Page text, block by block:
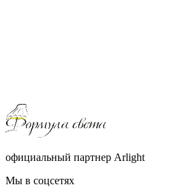
официальный партнер Arlight
Мы в соцсетях